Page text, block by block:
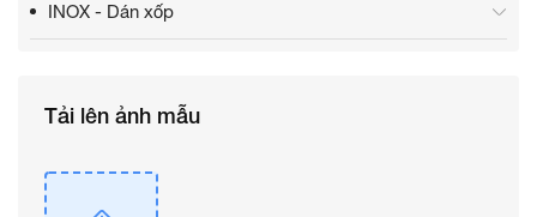
INOX - Dán xốp
Tải lên ảnh mẫu